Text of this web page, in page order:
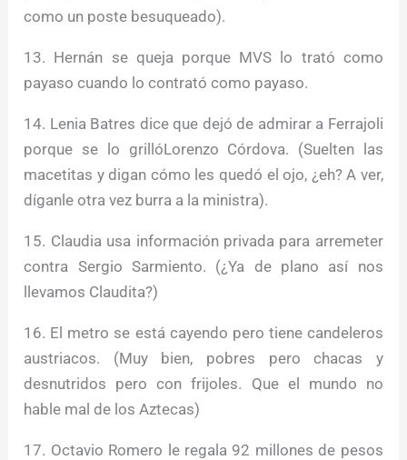
como un poste besuqueado).
13. Hernán se queja porque MVS lo trató como
payaso cuando lo contrató como payaso.
14. Lenia Batres dice que dejó de admirar a Ferrajoli
porque se lo grillóLorenzo Córdova. (Suelten las
macetitas y digan cómo les quedó el ojo, ¿eh? A ver,
díganle otra vez burra a la ministra).
15. Claudia usa información privada para arremeter
contra Sergio Sarmiento. (¿Ya de plano así nos
llevamos Claudita?)
16. El metro se está cayendo pero tiene candeleros
austriacos. (Muy bien, pobres pero chacas y
desnutridos pero con frijoles. Que el mundo no
hable mal de los Aztecas)
17. Octavio Romero le regala 92 millones de pesos